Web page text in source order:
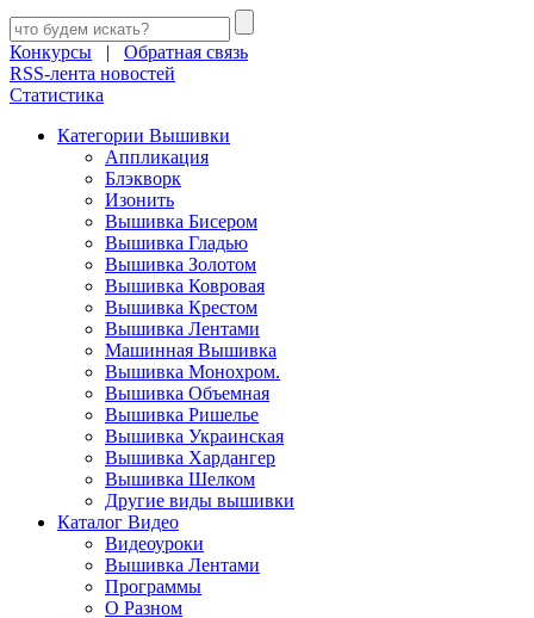
Конкурсы | Обратная связь
RSS-лента новостей
Статистика
Категории Вышивки
Аппликация
Блэкворк
Изонить
Вышивка Бисером
Вышивка Гладью
Вышивка Золотом
Вышивка Ковровая
Вышивка Крестом
Вышивка Лентами
Машинная Вышивка
Вышивка Монохром.
Вышивка Объемная
Вышивка Ришелье
Вышивка Украинская
Вышивка Хардангер
Вышивка Шелком
Другие виды вышивки
Каталог Видео
Видеоуроки
Вышивка Лентами
Программы
О Разном